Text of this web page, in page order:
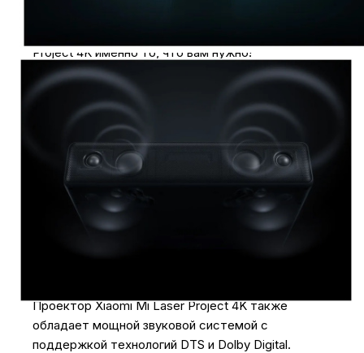
Project 4K именно то, что вам нужно!
КАЧЕСТВЕННОЕ ИЗОБРАЖЕНИЕ
Создайте идеальное качество изображения с
помощью проектора Xiaomi Mi Laser Project 4K.
Разрешение 1080p и поддержка 4K формата
позволят вам наслаждаться яркими и
насыщенными кадрами в любое время дня или
ночи. Коэффициент контрастности составляет
3000:1, а технология HDR делает изображение
Проектор Xiaomi Mi Laser Project 4K также
обладает мощной звуковой системой с
поддержкой технологий DTS и Dolby Digital.